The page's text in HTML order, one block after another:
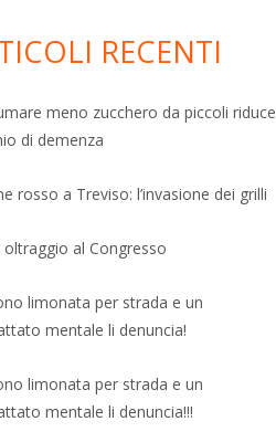
RECENTI
meno zucchero da piccoli riduce
di demenza
rosso a Treviso: l’invasione dei grilli
oltraggio al Congresso
limonata per strada e un
mentale li denuncia!
limonata per strada e un
mentale li denuncia!!!